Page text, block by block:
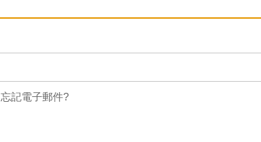
忘記電子郵件?